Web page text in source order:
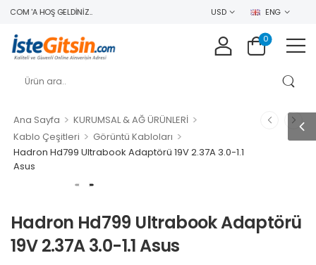
'A HOŞ GELDINIZ.. USD ENG
0
Ana Sayfa > KURUMSAL & AĞ ÜRÜNLERİ >
Kablo Çeşitleri > Görüntü Kabloları >
Hadron Hd799 Ultrabook Adaptörü 19V 2.37A 3.0-1.1
Asus
Hadron Hd799 Ultrabook Adaptörü
19V 2.37A 3.0-1.1 Asus